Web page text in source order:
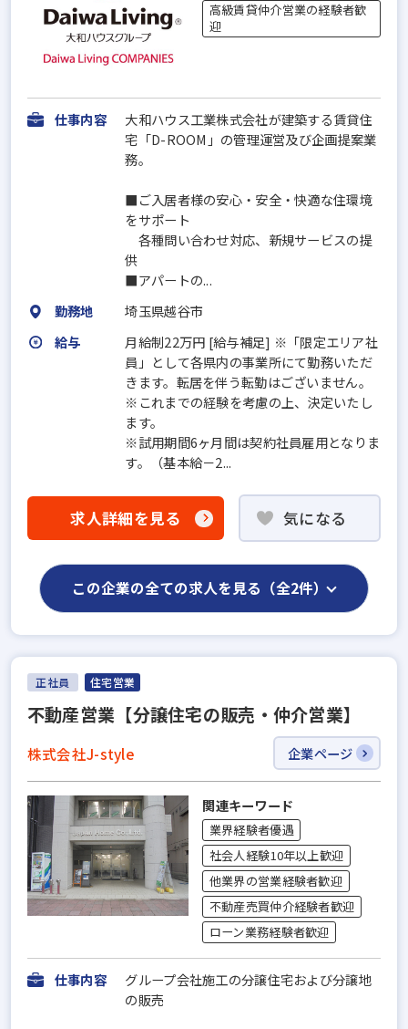
高級賃貸仲介営業の経験者歓
迎
仕事内容
大和ハウス工業株式会社が建築する賃貸住
宅「D-ROOM」の管理運営及び企画提案業
務。
■ご入居者様の安心・安全・快適な住環境
をサポート
各種問い合わせ対応、新規サービスの提
供
■アパートの...
勤務地
埼玉県越谷市
給与
月給制22万円 [給与補足] ※「限定エリア社
員」として各県内の事業所にて勤務いただ
きます。転居を伴う転勤はございません。
※これまでの経験を考慮の上、決定いたし
ます。
※試用期間6ヶ月間は契約社員雇用となりま
す。（基本給－2...
求人詳細を見る 気になる
この企業の全ての求人を見る（全2件）
正社員 住宅営業
不動産営業【分譲住宅の販売・仲介営業】
株式会社J-style 企業ページ
関連キーワード
業界経験者優遇
社会人経験10年以上歓迎
他業界の営業経験者歓迎
不動産売買仲介経験者歓迎
ローン業務経験者歓迎
仕事内容
グループ会社施工の分譲住宅および分譲地
の販売